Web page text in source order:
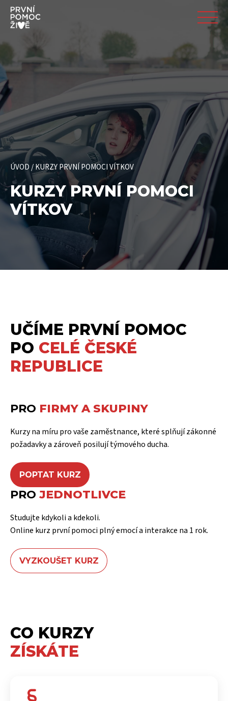
ÚVOD/KURZY PRVNÍ POMOCI VÍTKOV
KURZY PRVNÍ POMOCI
VÍTKOV
UČÍME PRVNÍ POMOC
PO CELÉ ČESKÉ
REPUBLICE
PRO FIRMY A SKUPINY
Kurzy na míru pro vaše zaměstnance, které splňují zákonné
požadavky a zároveň posilují týmového ducha.
POPTAT KURZ
PRO JEDNOTLIVCE
Studujte kdykoli a kdekoli.
Online kurz první pomoci plný emocí a interakce na 1 rok.
VYZKOUŠET KURZ
CO KURZY
ZÍSKÁTE